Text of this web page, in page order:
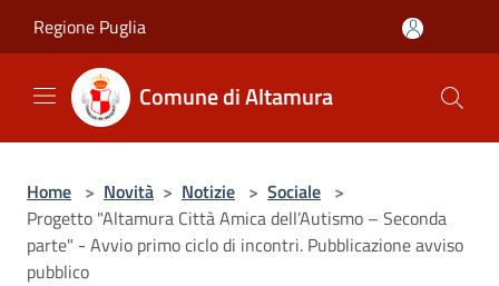
Regione Puglia
Comune di Altamura
Home > Novità > Notizie > Sociale >
Progetto "Altamura Città Amica dell’Autismo – Seconda
parte" - Avvio primo ciclo di incontri. Pubblicazione avviso
pubblico